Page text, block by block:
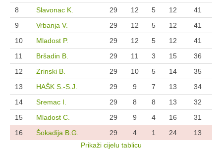
8
Slavonac K. 29 12 5 12
41
9
Vrbanja V. 29 12 5 12
41
10
Mladost P. 29 12 5 12
41
11
Bršadin B. 29 11 3 15
36
12
Zrinski B. 29 10 5 14
35
13
HAŠK S.-S.J. 29 9 7 13
34
14
Sremac I. 29 8 8 13
32
15
Mladost C. 29 9 4 16
31
16
Šokadija B.G. 29 4 1 24
13
Prikaži cijelu tablicu